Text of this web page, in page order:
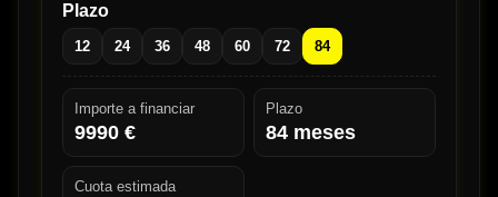
Plazo
12 24 36 48 60 72 84
Importe a financiar
9990 €
Plazo
84 meses
Cuota estimada